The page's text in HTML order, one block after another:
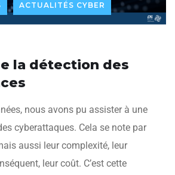
ACTUALITÉS CYBER
la détection des
nous avons pu assister à une
cyberattaques. Cela se note par
aussi leur complexité, leur
leur coût. C’est cette